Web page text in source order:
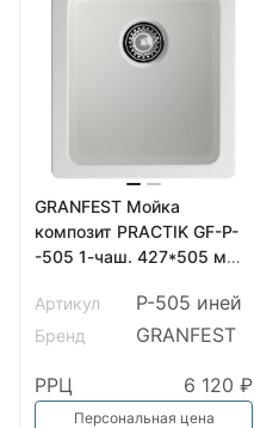
GRANFEST Мойка
композит PRACTIK GF-P-
-505 1-чаш. 427*505 мм
Артикул
P-505 иней
Бренд GRANFEST
РРЦ 6 120 ₽
Персональная цена